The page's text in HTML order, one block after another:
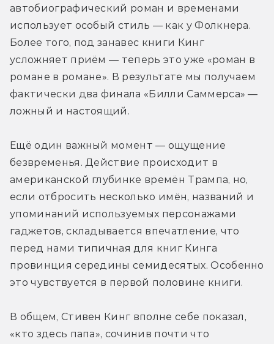
автобиографический роман и временами
использует особый стиль — как у Фолкнера.
Более того, под занавес книги Кинг
усложняет приём — теперь это уже «роман в
романе в романе». В результате мы получаем
фактически два финала «Билли Саммерса» —
ложный и настоящий.
Ещё один важный момент — ощущение
безвременья. Действие происходит в
американской глубинке времён Трампа, но,
если отбросить несколько имён, названий и
упоминаний используемых персонажами
гаджетов, складывается впечатление, что
перед нами типичная для книг Кинга
провинция середины семидесятых. Особенно
это чувствуется в первой половине книги.
В общем, Стивен Кинг вполне себе показал,
«кто здесь папа», сочинив почти что